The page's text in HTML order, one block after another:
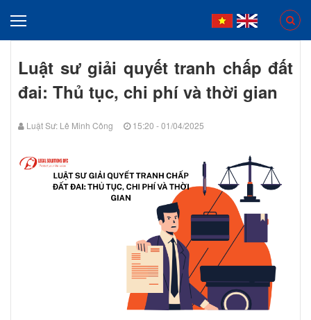
Luật sư giải quyết tranh chấp đất
đai: Thủ tục, chi phí và thời gian
Luật Sư: Lê Minh Công 15:20 - 01/04/2025